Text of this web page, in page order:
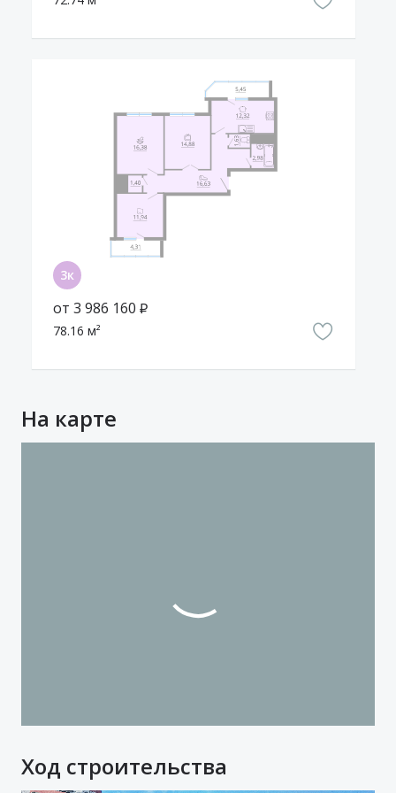
от 3 986 160 ₽
78.16 м²
На карте
Ход строительства